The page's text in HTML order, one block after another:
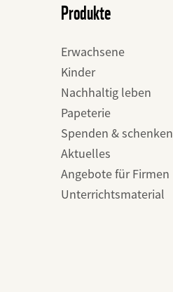
Produkte
Erwachsene
Kinder
Nachhaltig leben
Papeterie
Spenden & schenken
Aktuelles
Angebote für Firmen
Unterrichtsmaterial